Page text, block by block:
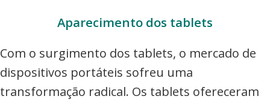
Aparecimento dos tablets
Com o surgimento dos tablets, o mercado de
dispositivos portáteis sofreu uma
transformação radical. Os tablets ofereceram